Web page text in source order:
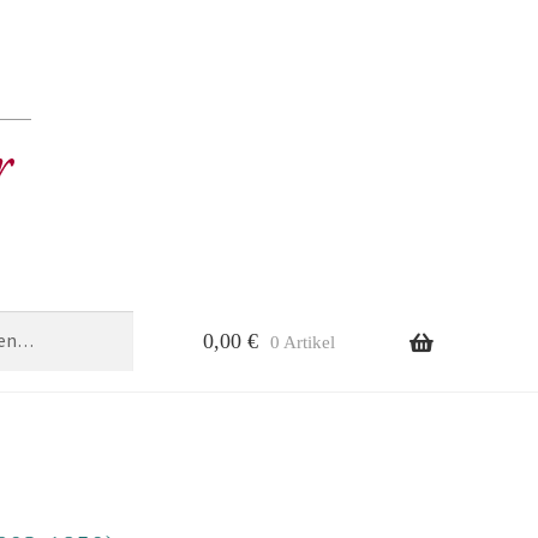
0,00 € 0 Artikel